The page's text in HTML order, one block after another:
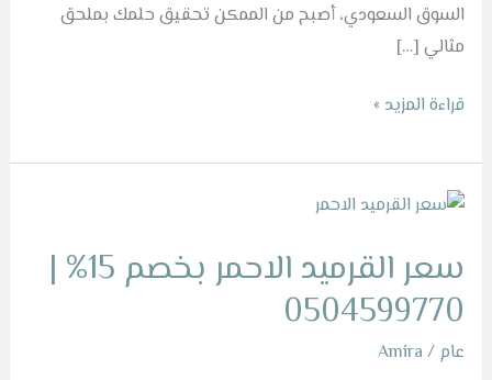
السوق السعودي، أصبح من الممكن تحقيق حلمك بملحق
مثالي […]
قراءة المزيد »
سعر القرميد الاحمر بخصم 15% |
0504599770
عام /
Amira
سعر
الاحمر
بخصم
|